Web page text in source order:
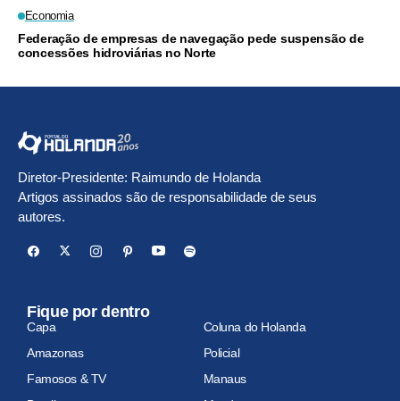
Economia
Federação de empresas de navegação pede suspensão de
concessões hidroviárias no Norte
Diretor-Presidente: Raimundo de Holanda
Artigos assinados são de responsabilidade de seus
autores.
Fique por dentro
Capa
Coluna do Holanda
Amazonas
Policial
Famosos & TV
Manaus